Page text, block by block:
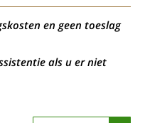
en geen toeslag
als u er niet